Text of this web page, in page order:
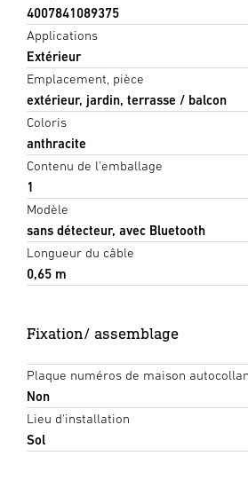
4007841089375
Applications
Extérieur
Emplacement, pièce
extérieur, jardin, terrasse / balcon
Coloris
anthracite
Contenu de l'emballage
1
Modèle
sans détecteur, avec Bluetooth
Longueur du câble
0,65 m
Fixation/ assemblage
Plaque numéros de maison
Non
Lieu d'installation
Sol